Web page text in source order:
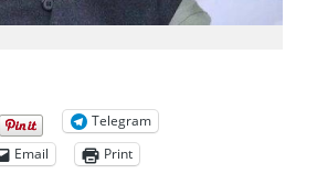
Telegram
Email Print